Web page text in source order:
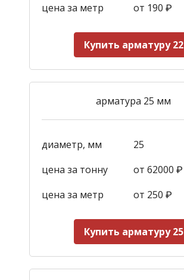
цена за метр
от 190 ₽
Купить арматуру 22
арматура 25 мм
диаметр, мм
25
цена за тонну
от 62000 ₽
цена за метр
от 250 ₽
Купить арматуру 25